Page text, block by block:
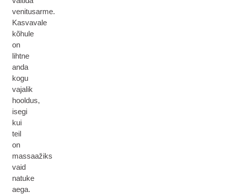
venitusarme.
Kasvavale
kõhule
on
lihtne
anda
kogu
vajalik
hooldus,
isegi
kui
teil
on
massaažiks
vaid
natuke
aega.